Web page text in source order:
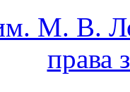
М. В.
права